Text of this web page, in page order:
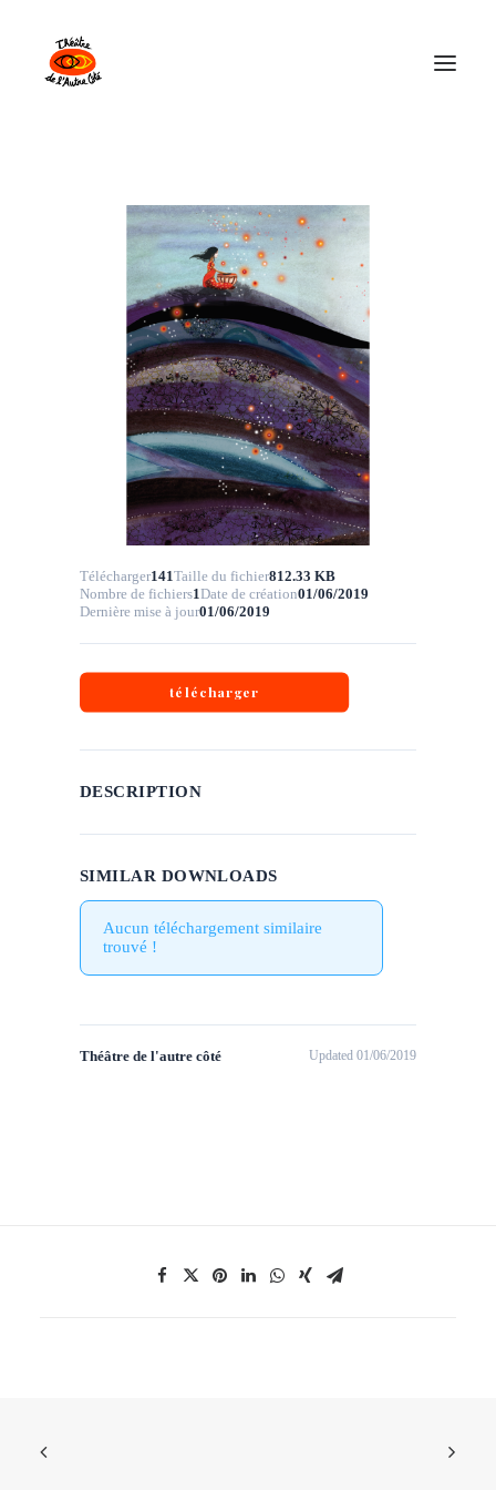
Théâtre de l’Autre Côté
Les Spectacles
Explorations Collectives
Calendrier
Télécharger141Taille du fichier812.33 KB
Nombre de fichiers1Date de création01/06/2019
Dernière mise à jour01/06/2019
télécharger
DESCRIPTION
SIMILAR DOWNLOADS
Aucun téléchargement similaire
trouvé !
Théâtre de l'autre côté Updated 01/06/2019